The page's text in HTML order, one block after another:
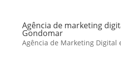
Agência de marketing
Gondomar
Agência de Marketing Digital